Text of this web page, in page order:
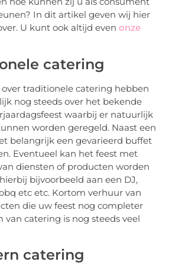
In dit artikel geven wij hier
U kunt ook altijd even onze
catering
traditionele catering hebben
nog steeds over het bekende
waarbij er natuurlijk
worden geregeld. Naast een
belangrijk een gevarieerd buffet
Eventueel kan het feest met
diensten of producten worden
bijvoorbeeld aan een DJ,
etc etc. Kortom verhuur van
die uw feest nog completer
van catering is nog steeds veel
catering